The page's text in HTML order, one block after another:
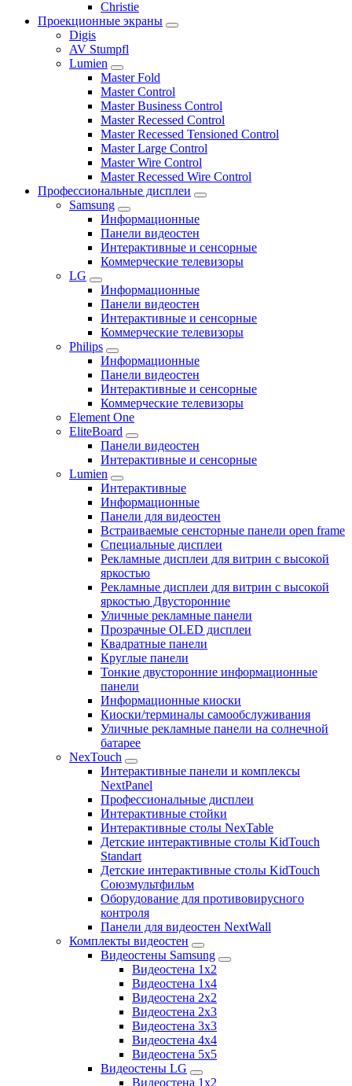
Сhristie
Проекционные экраны
Digis
AV Stumpfl
Lumien
Master Fold
Master Control
Master Business Control
Master Recessed Control
Master Recessed Tensioned Control
Master Large Control
Master Wire Control
Master Recessed Wire Control
Профессиональные дисплеи
Samsung
Информационные
Панели видеостен
Интерактивные и сенсорные
Коммерческие телевизоры
LG
Информационные
Панели видеостен
Интерактивные и сенсорные
Коммерческие телевизоры
Philips
Информационные
Панели видеостен
Интерактивные и сенсорные
Коммерческие телевизоры
Element One
EliteBoard
Панели видеостен
Интерактивные и сенсорные
Lumien
Интерактивные
Информационные
Панели для видеостен
Встраиваемые сенсторные панели open frame
Специальные дисплеи
Рекламные дисплеи для витрин с высокой
яркостью
Рекламные дисплеи для витрин с высокой
яркостью Двусторонние
Уличные рекламные панели
Прозрачные OLED дисплеи
Квадратные панели
Круглые панели
Тонкие двусторонние информационные
панели
Информационные киоски
Киоски/терминалы самообслуживания
Уличные рекламные панели на солнечной
батарее
NexTouch
Интерактивные панели и комплексы
NextPanel
Профессиональные дисплеи
Интерактивные стойки
Интерактивные столы NexTable
Детские интерактивные столы KidTouch
Standart
Детские интерактивные столы KidTouch
Союзмультфильм
Оборудование для противовирусного
контроля
Панели для видеостен NextWall
Комплекты видеостен
Видеостены Samsung
Видеостена 1x2
Видеостена 1x4
Видеостена 2x2
Видеостена 2х3
Видеостена 3x3
Видеостена 4x4
Видеостена 5x5
Видеостены LG
Видеостена 1x2